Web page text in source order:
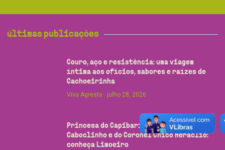
últimas publicações
Couro, aço e resistência: uma viagem
íntima aos ofícios, sabores e raízes de
Cachoeirinha
Viva Agreste
julho 28, 2026
Princesa do Capibaribe, Terra do Limão, do
Caboclinho e do Coronel Chico Heráclio:
conheça Limoeiro